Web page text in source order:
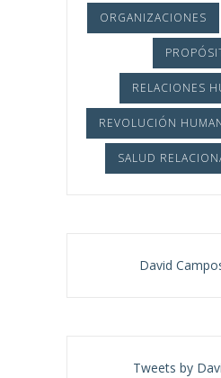
ORGANIZACIONES
RELACIONES
REVOLUCIÓN
SALUD
David
Tweets by